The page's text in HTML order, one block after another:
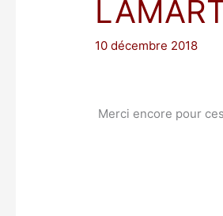
10 décembre 2018
Merci encore pour